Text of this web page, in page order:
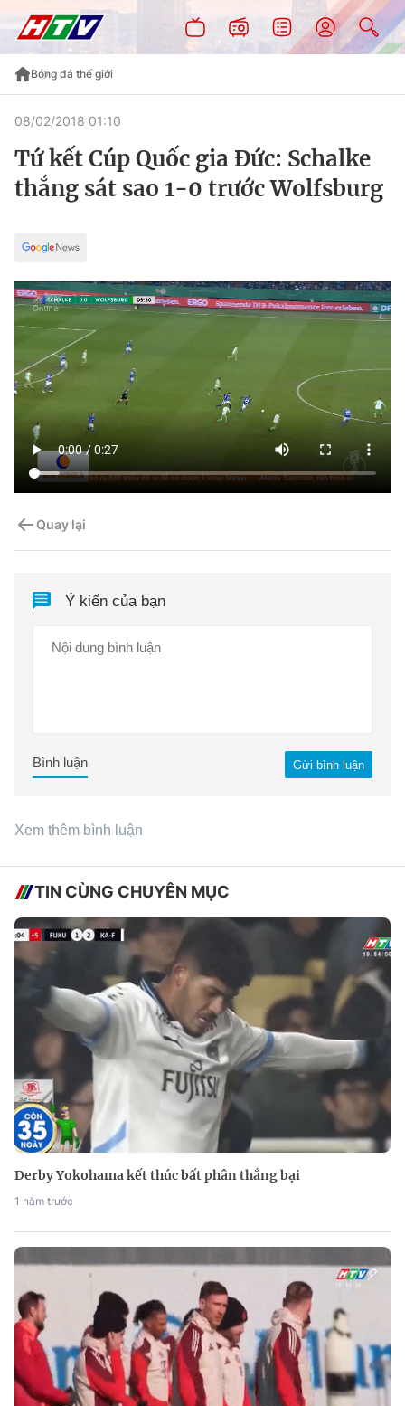
Bóng đá thế giới
08/02/2018 01:10
Tứ kết Cúp Quốc gia Đức: Schalke
thắng sát sao 1-0 trước Wolfsburg
Quay lại
Ý kiến của bạn
Gửi bình luận
Bình luận
Xem thêm bình luận
TIN CÙNG CHUYÊN MỤC
Derby Yokohama kết thúc bất phân thắng bại
1 năm trước